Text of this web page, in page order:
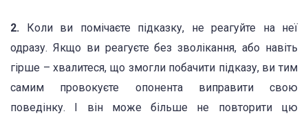
2.
Коли ви помічаєте підказку, не реагуйте на неї
одразу. Якщо ви реагуєте без зволікання, або навіть
гірше – хвалитеся, що змогли побачити підказу, ви тим
самим провокуєте опонента виправити свою
поведінку. І він може більше не повторити цю